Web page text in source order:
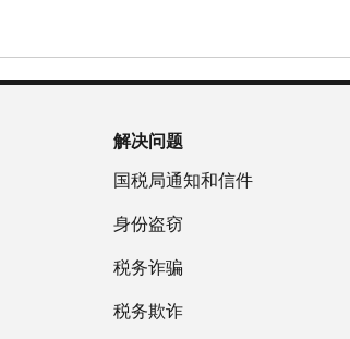
解决问题
国税局通知和信件
身份盗窃
税务诈骗
税务欺诈